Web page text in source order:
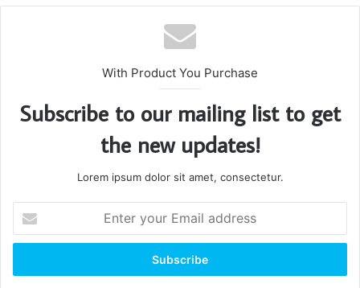
With Product You Purchase
Subscribe to our mailing list to get
the new updates!
Lorem ipsum dolor sit amet, consectetur.
your
Email